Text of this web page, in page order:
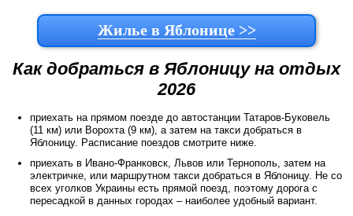
Жилье в Яблонице >>
Как добраться в Яблоницу на отдых
2026
приехать на прямом поезде до автостанции Татаров-Буковель
(11 км) или Ворохта (9 км), а затем на такси добраться в
Яблоницу. Расписание поездов смотрите ниже.
приехать в Ивано-Франковск, Львов или Тернополь, затем на
электричке, или маршрутном такси добраться в Яблоницу. Не со
всех уголков Украины есть прямой поезд, поэтому дорога с
пересадкой в данных городах – наиболее удобный вариант.